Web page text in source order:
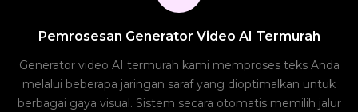
Pemrosesan Generator Video AI Termurah
Generator video AI termurah kami memproses teks Anda
melalui beberapa jaringan saraf yang dioptimalkan untuk
berbagai gaya visual. Sistem secara otomatis memilih jalur